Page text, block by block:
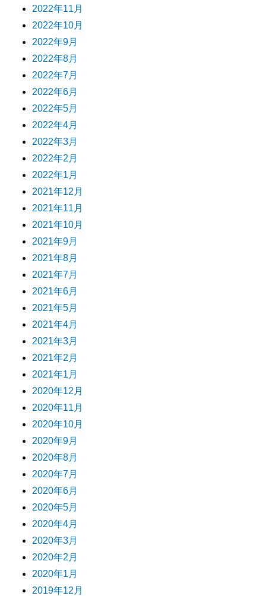
2022年11月
2022年10月
2022年9月
2022年8月
2022年7月
2022年6月
2022年5月
2022年4月
2022年3月
2022年2月
2022年1月
2021年12月
2021年11月
2021年10月
2021年9月
2021年8月
2021年7月
2021年6月
2021年5月
2021年4月
2021年3月
2021年2月
2021年1月
2020年12月
2020年11月
2020年10月
2020年9月
2020年8月
2020年7月
2020年6月
2020年5月
2020年4月
2020年3月
2020年2月
2020年1月
2019年12月